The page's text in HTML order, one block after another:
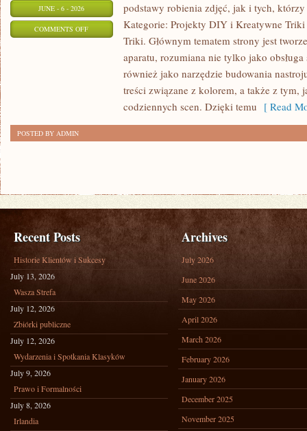
JUNE - 6 - 2026
COMMENTS OFFON
FOTOGRAFIA
podstawy robienia zdjęć, jak i tych,
Kategorie: Projekty DIY i Kreatywne
Triki. Głównym tematem strony jest
aparatu, rozumiana nie tylko jako
również jako narzędzie budowania
treści związane z kolorem, a także z tym,
codziennych scen. Dzięki temu [ Read
POSTED BY ADMIN
Recent Posts
Historie Klientów i Sukcesy
July 13, 2026
Wasza Strefa
July 12, 2026
Zbiórki publiczne
July 12, 2026
Wydarzenia i Spotkania Klasyków
July 9, 2026
Prawo i Formalności
July 8, 2026
Irlandia
Archives
July 2026
June 2026
May 2026
April 2026
March 2026
February 2026
January 2026
December 2025
November 2025